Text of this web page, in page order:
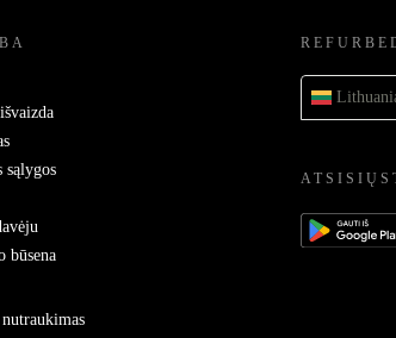
sąlygos
būsena